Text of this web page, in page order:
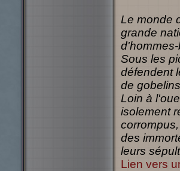
Le monde
grande
Sous les
défendent
de
Loin à
isolement
des
leurs
Lien vers